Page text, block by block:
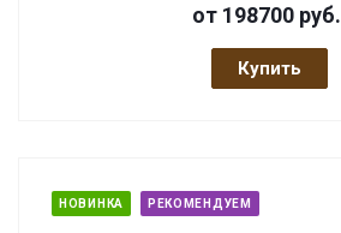
от 198700 руб.
Купить
НОВИНКА РЕКОМЕНДУЕМ